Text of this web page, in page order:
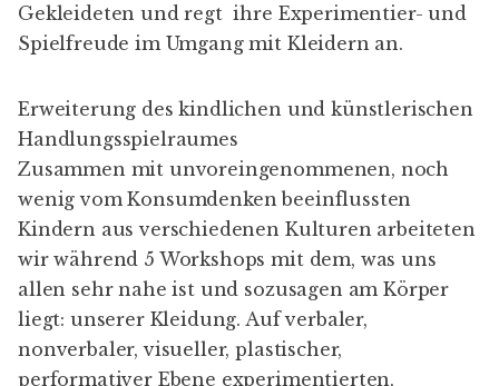
Gekleideten und regt ihre Experimentier- und
Spielfreude im Umgang mit Kleidern an.
Erweiterung des kindlichen und künstlerischen
Handlungsspielraumes
Zusammen mit unvoreingenommenen, noch
wenig vom Konsumdenken beeinflussten
Kindern aus verschiedenen Kulturen arbeiteten
wir während 5 Workshops mit dem, was uns
allen sehr nahe ist und sozusagen am Körper
liegt: unserer Kleidung. Auf verbaler,
nonverbaler, visueller, plastischer,
performativer Ebene experimentierten,